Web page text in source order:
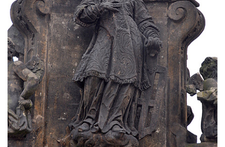
Sloup s kaplicí (boží muka) v Rooseveltově
ulici v Českém Krumlově
Sloup s kaplicí (boží muka) v Horní ulici v
Českém Krumlově
Sloup Panny Marie v Mostě
Sloup se sochou Anny Samotřetí v Mostě
Sloup Panny Marie v Černovicích u
Chomutova
Sloup se sochou Krista v České Lípě
Sloup Nejsvětější trojice náměstí Tomáše